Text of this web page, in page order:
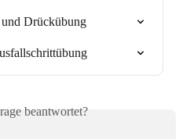
Drückübung
beantwortet?